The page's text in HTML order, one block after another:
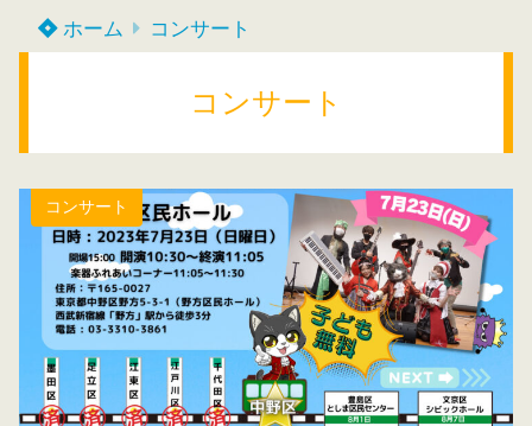
ホーム コンサート
コンサート
コンサート